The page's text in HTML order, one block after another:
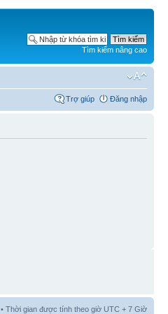
Tìm kiếm nâng cao
Trợ giúp Đăng nhập
• Thời gian được tính theo giờ UTC + 7 Giờ